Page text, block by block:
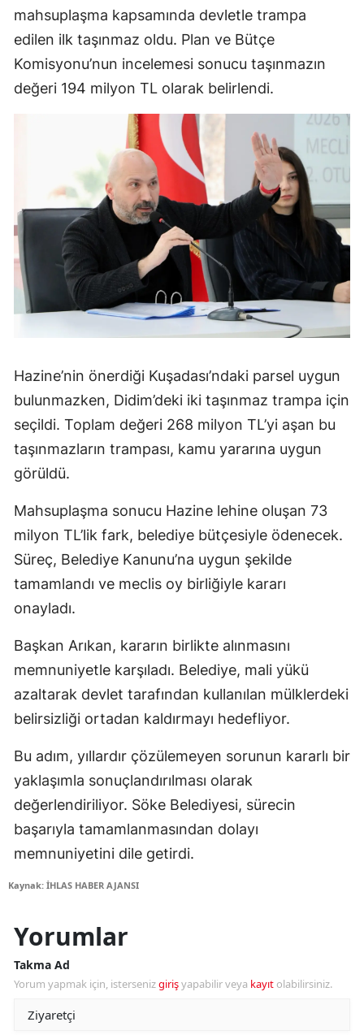
mahsuplaşma kapsamında devletle trampa
edilen ilk taşınmaz oldu. Plan ve Bütçe
Komisyonu’nun incelemesi sonucu taşınmazın
değeri 194 milyon TL olarak belirlendi.
Hazine’nin önerdiği Kuşadası’ndaki parsel uygun
bulunmazken, Didim’deki iki taşınmaz trampa için
seçildi. Toplam değeri 268 milyon TL’yi aşan bu
taşınmazların trampası, kamu yararına uygun
görüldü.
Mahsuplaşma sonucu Hazine lehine oluşan 73
milyon TL’lik fark, belediye bütçesiyle ödenecek.
Süreç, Belediye Kanunu’na uygun şekilde
tamamlandı ve meclis oy birliğiyle kararı
onayladı.
Başkan Arıkan, kararın birlikte alınmasını
memnuniyetle karşıladı. Belediye, mali yükü
azaltarak devlet tarafından kullanılan mülklerdeki
belirsizliği ortadan kaldırmayı hedefliyor.
Bu adım, yıllardır çözülemeyen sorunun kararlı bir
yaklaşımla sonuçlandırılması olarak
değerlendiriliyor. Söke Belediyesi, sürecin
başarıyla tamamlanmasından dolayı
memnuniyetini dile getirdi.
Kaynak: İHLAS HABER AJANSI
Yorumlar
Takma Ad
Yorum yapmak için, istersenizgirişyapabilir veya kayıt olabilirsiniz.